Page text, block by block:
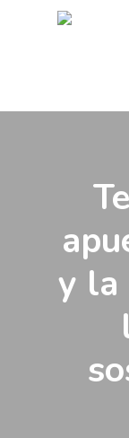
y la